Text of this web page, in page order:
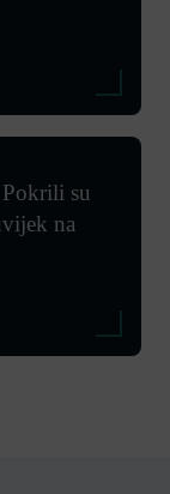
su
na